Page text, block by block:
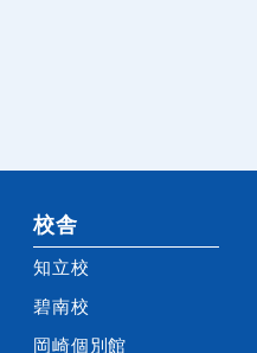
校舎
知立校
碧南校
岡崎個別館